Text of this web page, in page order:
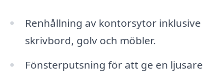
Renhållning av kontorsytor inklusive
skrivbord, golv och möbler.
Fönsterputsning för att ge en ljusare